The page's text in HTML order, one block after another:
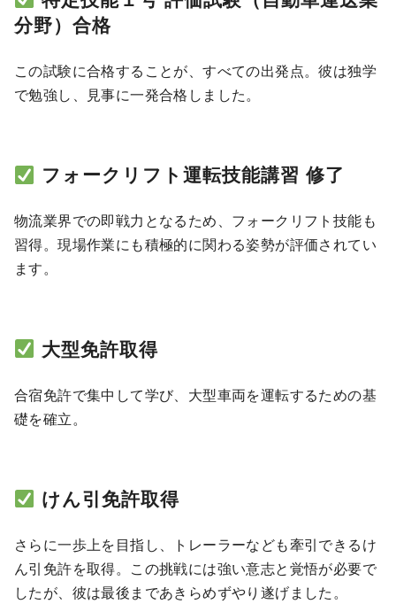
分野）合格
この試験に合格することが、すべての出発点。彼は独学
で勉強し、見事に一発合格しました。
フォークリフト運転技能講習 修了
物流業界での即戦力となるため、フォークリフト技能も
習得。現場作業にも積極的に関わる姿勢が評価されてい
ます。
大型免許取得
合宿免許で集中して学び、大型車両を運転するための基
礎を確立。
けん引免許取得
さらに一歩上を目指し、トレーラーなども牽引できるけ
ん引免許を取得。この挑戦には強い意志と覚悟が必要で
したが、彼は最後まであきらめずやり遂げました。